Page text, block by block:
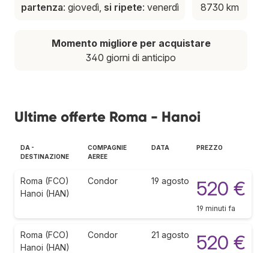
partenza: giovedì, si ripete: venerdì
8730 km
Momento migliore per acquistare
340 giorni di anticipo
Ultime offerte Roma - Hanoi
DA -
DESTINAZIONE
COMPAGNIE
AEREE
DATA PREZZO
Roma (FCO)
Hanoi (HAN)
Condor 19 agosto 520 €
19 minuti fa
Roma (FCO)
Hanoi (HAN)
Condor 21 agosto 520 €